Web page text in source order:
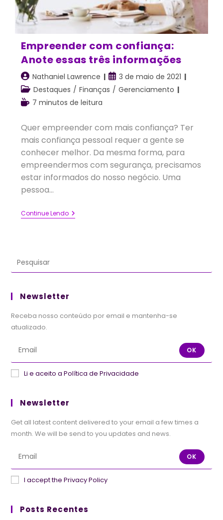
Empreender com confiança:
Anote essas três informações
Autor
do
post:
Nathaniel Lawrence
Post
publicado:
3 de maio de 2021
Categoria
do
Destaques / Finanças / Gerenciamento
Tempo
leitura:
7 minutos de leitura
Quer empreender com mais confiança? Ter
mais confiança pessoal requer a gente se
conhecer melhor. Da mesma forma, para
empreendermos com segurança, precisamos
estar informados do nosso negócio. Uma
pessoa…
Continue LendoEmpreender
Com
Newsletter
Receba nosso conteúdo por email e mantenha-se
atualizado.
OK
Li e aceito a Política de Privacidade
Newsletter
Get all latest content delivered to your email a few times a
month. We will be send to you updates and news.
OK
I accept the Privacy Policy
Posts Recentes